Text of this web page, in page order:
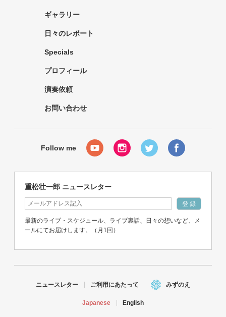
ギャラリー
日々のレポート
Specials
プロフィール
演奏依頼
お問い合わせ
重松壮一郎 ニュースレター
最新のライブ・スケジュール、ライブ裏話、日々の想いなど、メ
ールにてお届けします。（月1回）
ニュースレター ご利用にあたって みずのえ
Japanese English